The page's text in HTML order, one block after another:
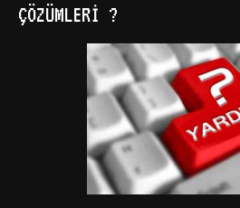
ÇÖZÜMLERI ?